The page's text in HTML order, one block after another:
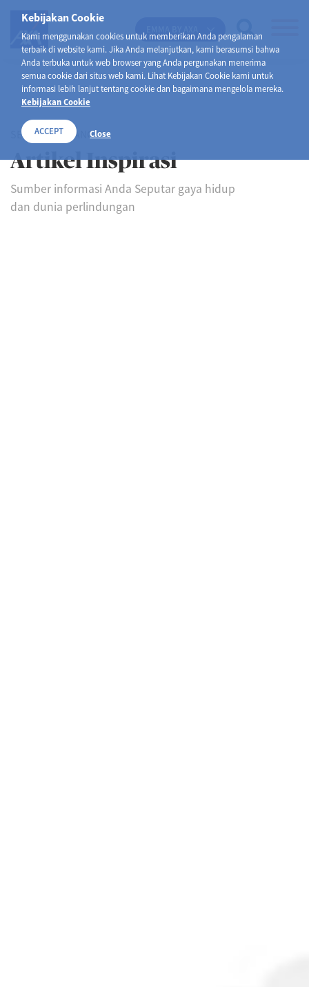
Kebijakan Cookie
Kami menggunakan cookies untuk memberikan Anda pengalaman
terbaik di website kami. Jika Anda melanjutkan, kami berasumsi bahwa
Anda terbuka untuk web browser yang Anda pergunakan menerima
semua cookie dari situs web kami. Lihat Kebijakan Cookie kami untuk
informasi lebih lanjut tentang cookie dan bagaimana mengelola mereka.
Kebijakan Cookie
ACCEPT Close
SELAMAT DATANG DI
Artikel Inspirasi
Sumber informasi Anda Seputar gaya hidup
dan dunia perlindungan